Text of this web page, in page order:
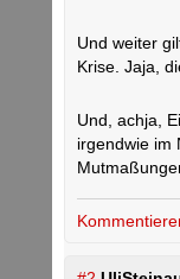
Und weiter
Krise. Jaja,
Und, achja,
irgendwie im